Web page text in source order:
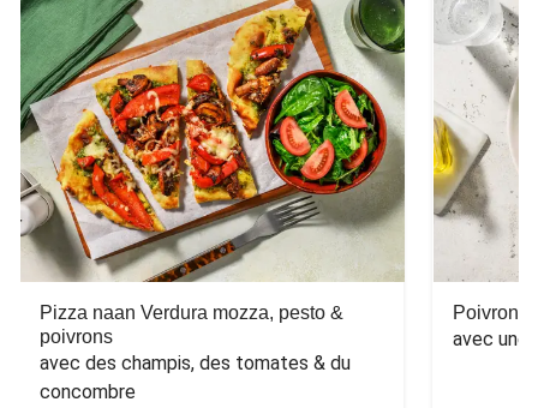
Pizza naan Verdura mozza, pesto &
poivrons
avec des champis, des tomates & du
concombre
Poivron
avec une